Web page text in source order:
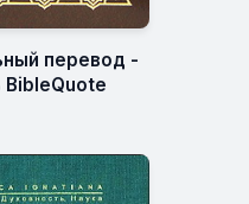
перевод -
BibleQuote